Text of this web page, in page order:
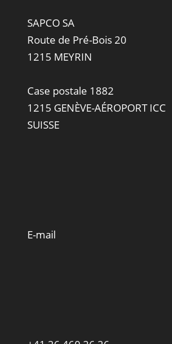
SAPCO SA
Route de Pré-Bois 20
1215 MEYRIN
Case postale 1882
1215 GENÈVE-AÉROPORT ICC
SUISSE
E-mail